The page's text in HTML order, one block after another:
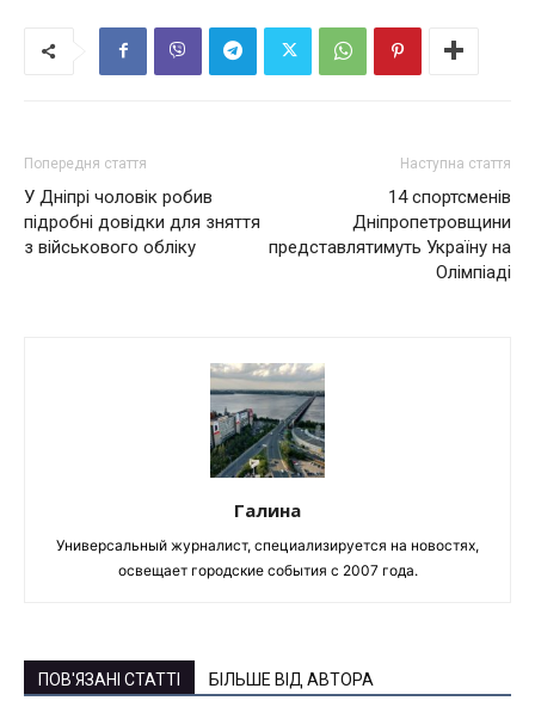
Попередня стаття
У Дніпрі чоловік робив
підробні довідки для зняття
з військового обліку
Наступна стаття
14 спортсменів
Дніпропетровщини
представлятимуть Україну на
Олімпіаді
Галина
Универсальный журналист, специализируется на новостях,
освещает городские события с 2007 года.
ПОВ'ЯЗАНІ СТАТТІ БІЛЬШЕ ВІД АВТОРА